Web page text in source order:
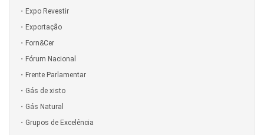
Expo Revestir
Exportação
Forn&Cer
Fórum Nacional
Frente Parlamentar
Gás de xisto
Gás Natural
Grupos de Excelência